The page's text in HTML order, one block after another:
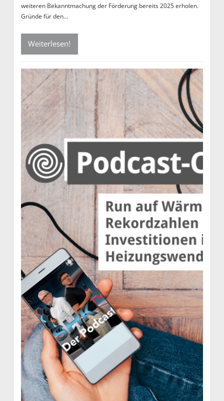
weiteren Bekanntmachung der Förderung bereits 2025 erholen.
Gründe für den…
Weiterlesen!